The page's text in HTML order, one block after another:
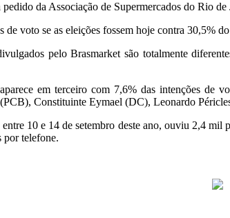
pedido da Associação de Supermercados do Rio
de voto se as eleições fossem hoje contra 30,5%
pelo Brasmarket são totalmente
em terceiro com 7,6% das intenções
Constituinte Eymael (DC), Leonardo
10 e 14 de setembro deste ano, ouviu 2,4
por telefone.